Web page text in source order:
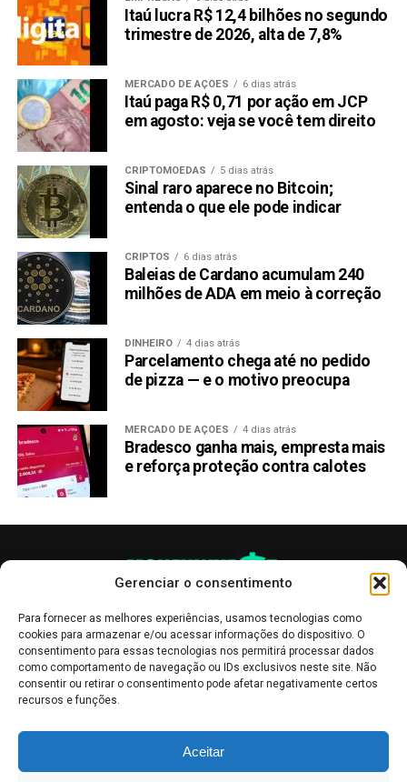
Gerenciar o consentimento
Para fornecer as melhores experiências, usamos tecnologias como
cookies para armazenar e/ou acessar informações do dispositivo. O
consentimento para essas tecnologias nos permitirá processar dados
como comportamento de navegação ou IDs exclusivos neste site. Não
consentir ou retirar o consentimento pode afetar negativamente certos
recursos e funções.
Aceitar
Itaú lucra R$ 12,4 bilhões no segundo
trimestre de 2026, alta de 7,8%
MERCADO DE AÇÕES 6 dias atrás
Itaú paga R$ 0,71 por ação em JCP
em agosto: veja se você tem direito
CRIPTOMOEDAS 5 dias atrás
Sinal raro aparece no Bitcoin;
entenda o que ele pode indicar
CRIPTOS 6 dias atrás
Baleias de Cardano acumulam 240
milhões de ADA em meio à correção
DINHEIRO 4 dias atrás
Parcelamento chega até no pedido
de pizza — e o motivo preocupa
MERCADO DE AÇÕES 4 dias atrás
Bradesco ganha mais, empresta mais
e reforça proteção contra calotes
informativo, servindo como boletins de divulgação, e não devem ser
interpretadas como recomendações de investimento.Leia mais